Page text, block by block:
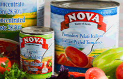
yüksək vəzifə
- 12:45 101